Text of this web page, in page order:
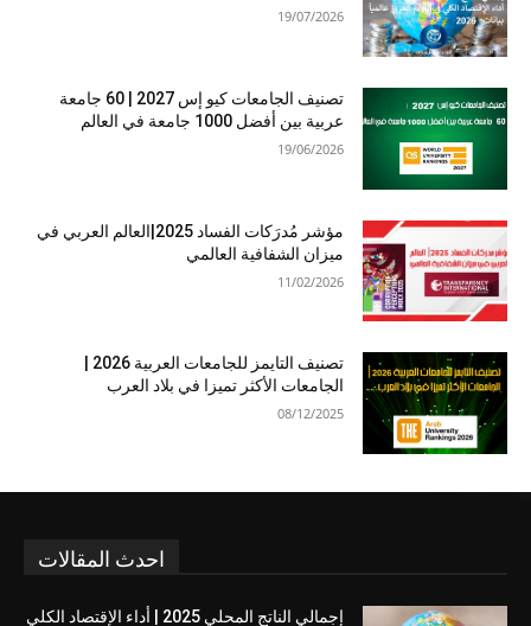
19/07/2026
تصنيف الجامعات كيو إس 2027 | 60 جامعة
عربية بين أفضل 1000 جامعة في العالم
19/06/2026
مؤشر مُدرَكات الفساد 2025|العالم العربي في
ميزان الشفافية العالمي
11/02/2026
الجامعات الأكثر تميزا في بلاد العرب
08/12/2025
احدث المقالات
إجمالي الناتج المحلي 2025 | أداء الإقتصاد الكلي